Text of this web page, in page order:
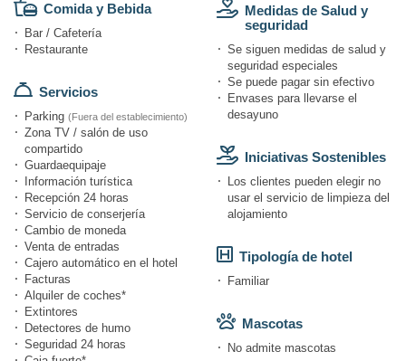
Comida y Bebida
Bar / Cafetería
Restaurante
Servicios
Parking (Fuera del establecimiento)
Zona TV / salón de uso
compartido
Guardaequipaje
Información turística
Recepción 24 horas
Servicio de conserjería
Cambio de moneda
Venta de entradas
Cajero automático en el hotel
Facturas
Alquiler de coches*
Extintores
Detectores de humo
Seguridad 24 horas
Medidas de Salud y
seguridad
Se siguen medidas de salud y
seguridad especiales
Se puede pagar sin efectivo
Envases para llevarse el
desayuno
Iniciativas Sostenibles
Los clientes pueden elegir no
usar el servicio de limpieza del
alojamiento
Tipología de hotel
Familiar
Mascotas
No admite mascotas